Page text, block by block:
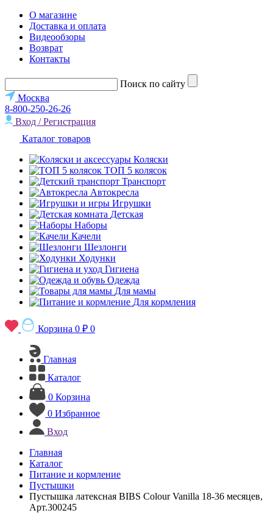
О магазине
Доставка и оплата
Видеообзоры
Возврат
Контакты
Поиск по сайту
Москва
8-800-250-26-26
Вход / Регистрация
Каталог товаров
Коляски
ТОП 5 колясок
Транспорт
Автокресла
Игрушки
Детская
Наборы
Качели
Шезлонги
Ходунки
Гигиена
Одежда
Для мамы
Для кормления
Корзина 0 ₽ 0
Главная
Каталог
0 Корзина
0 Избранное
Вход
Главная
Каталог
Питание и кормление
Пустышки
Пустышка латексная BIBS Colour Vanilla 18-36 месяцев,
Арт.300245